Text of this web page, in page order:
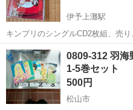
伊予上灘駅
キンプリのシングルCD2枚組、売
歌、 halfmoonという歌です。 伊
お願いします。
愛媛 伊予市 伊予上灘駅
0809-312 羽海
1-5巻セット
500円
松山市